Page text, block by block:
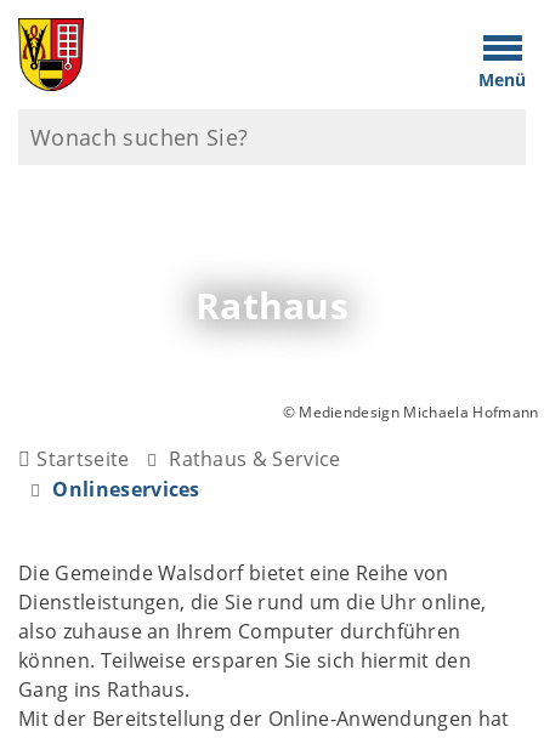
Menü
Rathaus
© Mediendesign Michaela Hofmann
Startseite
Rathaus & Service
Onlineservices
Die Gemeinde Walsdorf bietet eine Reihe von
Dienstleistungen, die Sie rund um die Uhr online,
also zuhause an Ihrem Computer durchführen
können. Teilweise ersparen Sie sich hiermit den
Gang ins Rathaus.
Mit der Bereitstellung der Online-Anwendungen hat